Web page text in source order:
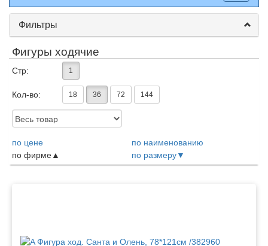
меню
Фильтры
Фигуры ходячие
Стр: 1
Кол-во: 18 36 72 144
Доступность:
по цене
по наименованию
по фирме
по размеру